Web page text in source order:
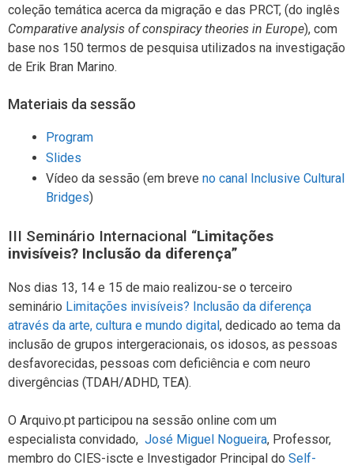
coleção temática acerca da migração e das PRCT, (do inglês
Comparative analysis of conspiracy theories in Europe), com
base nos 150 termos de pesquisa utilizados na investigação
de Erik Bran Marino.
Materiais da sessão
Program
Slides
Vídeo da sessão (em breve no canal Inclusive Cultural
Bridges)
III Seminário Internacional “Limitações
invisíveis? Inclusão da diferença”
Nos dias 13, 14 e 15 de maio realizou-se o terceiro
seminário Limitações invisíveis? Inclusão da diferença
através da arte, cultura e mundo digital , dedicado ao tema da
inclusão de grupos intergeracionais, os idosos, as pessoas
desfavorecidas, pessoas com deficiência e com neuro
divergências (TDAH/ADHD, TEA).
O Arquivo.pt participou na sessão online com um
especialista convidado, José Miguel Nogueira, Professor,
membro do CIES-iscte e Investigador Principal do Self-